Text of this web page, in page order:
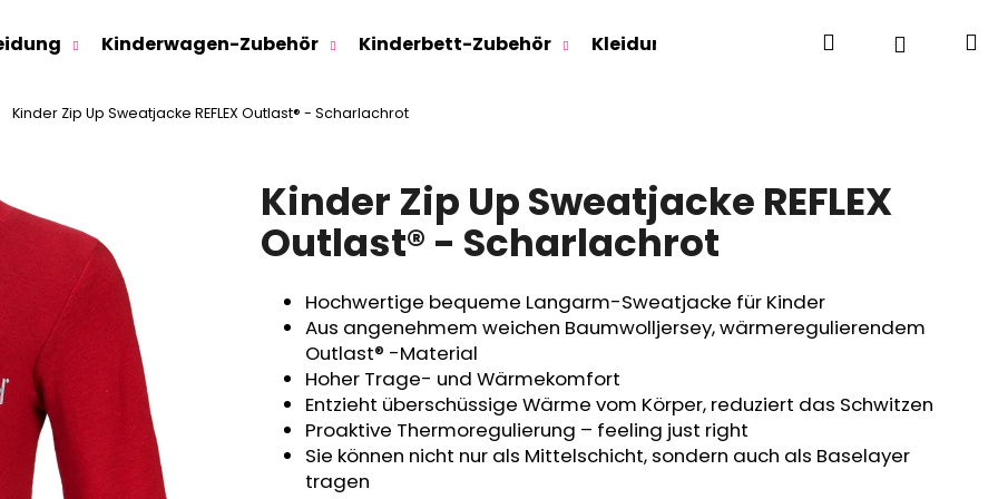
Kinderwagen-Zubehör Kinderbett-Zubehör Kleidung für Jugendliche Für
SuchenLogin
Kinder Zip Up Sweatjacke REFLEX Outlast® - Scharlachrot
Kinder Zip Up Sweatjacke REFLEX
Outlast® - Scharlachrot
Hochwertige bequeme Langarm-Sweatjacke für Kinder
Aus angenehmem weichen Baumwolljersey, wärmeregulierendem
Outlast® -Material
Hoher Trage- und Wärmekomfort
Entzieht überschüssige Wärme vom Körper, reduziert das Schwitzen
Proaktive Thermoregulierung – feeling just right
Sie können nicht nur als Mittelschicht, sondern auch als Baselayer
tragen
Was suchen Sie?
SUCHEN
Wir empfehlen
SWEATHOSE - DENIM LÖWE
KINDERSITZUNTERLAGE OUTLAST® -